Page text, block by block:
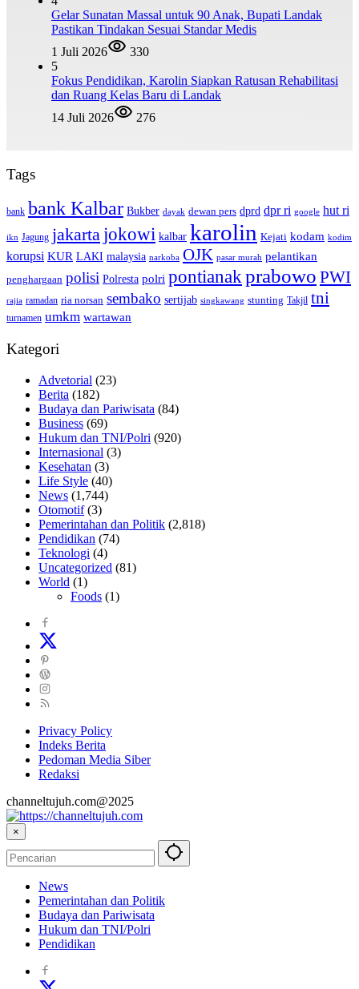
Gelar Sunatan Massal untuk 90 Anak, Bupati Landak
Pastikan Tindakan Sesuai Standar Medis
1 Juli 2026
330
5
Fokus Pendidikan, Karolin Siapkan Ratusan Rehabilitasi
dan Ruang Kelas Baru di Landak
14 Juli 2026
276
Tags
bank bank Kalbar Bukber dayak dewan pers dprd dpr ri google hut ri
ikn Jagung jakarta jokowi kalbar karolin Kejati kodam kodim
korupsi KUR LAKI malaysia narkoba OJK pasar murah pelantikan
penghargaan polisi Polresta polri pontianakprabowo PWI
rajia ramadan ria norsan sembako sertijab singkawang stunting Takjil tni
turnamen umkm wartawan
Kategori
Advetorial (23)
Berita (182)
Budaya dan Pariwisata (84)
Business (69)
Hukum dan TNI/Polri (920)
Internasional (3)
Kesehatan (3)
Life Style (40)
News (1,744)
Otomotif(3)
Pemerintahan dan Politik (2,818)
Pendidikan (74)
Teknologi (4)
Uncategorized (81)
World (1)
Foods (1)
Privacy Policy
Indeks Berita
Pedoman Media Siber
Redaksi
channeltujuh.com@2025
×
News
Pemerintahan dan Politik
Budaya dan Pariwisata
Hukum dan TNI/Polri
Pendidikan